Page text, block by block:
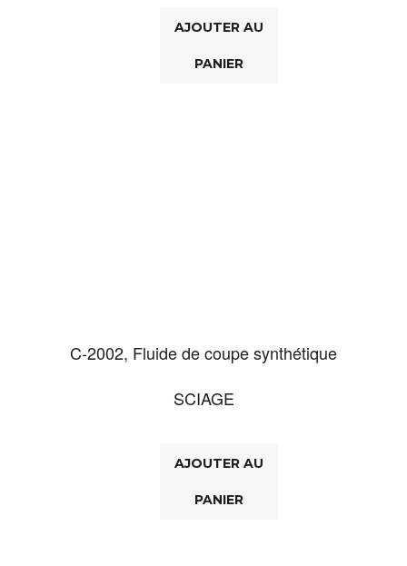
AJOUTER AU
PANIER
C-2002, Fluide de coupe synthétique
SCIAGE
AJOUTER AU
PANIER